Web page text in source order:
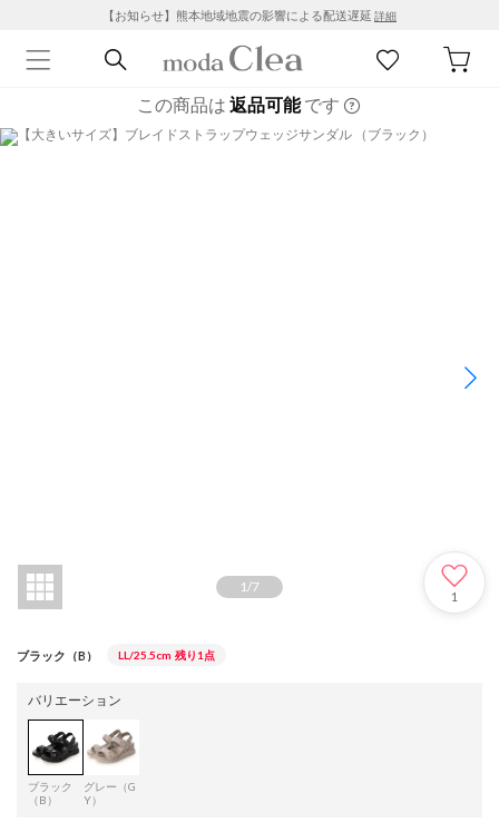
【お知らせ】熊本地域地震の影響による配送遅延 詳細
この商品は 返品可能です
1/7
1
ブラック（B） LL/25.5cm 残り1点
バリエーション
ブラック
（B）
グレー（G
Y）